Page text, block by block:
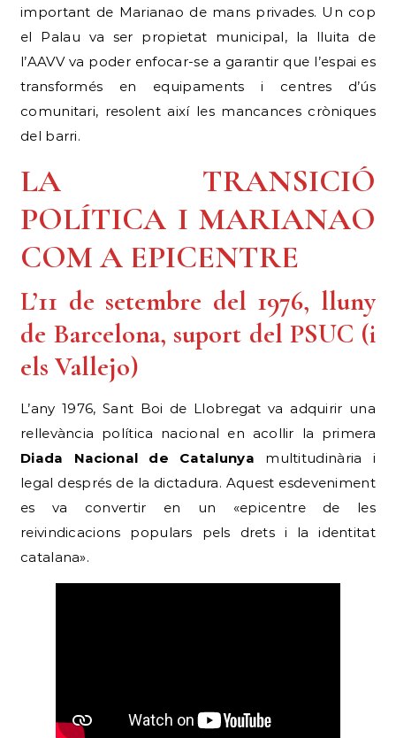
important de Marianao de mans privades. Un cop
el Palau va ser propietat municipal, la lluita de
l’AAVV va poder enfocar-se a garantir que l’espai es
transformés en equipaments i centres d’ús
comunitari, resolent així les mancances cròniques
del barri.
LA TRANSICIÓ
POLÍTICA I MARIANAO
COM A EPICENTRE
L’11 de setembre del 1976, lluny
de Barcelona, suport del PSUC (i
els Vallejo)
L’any 1976, Sant Boi de Llobregat va adquirir una
rellevància política nacional en acollir la primera
Diada Nacional de Catalunya multitudinària i
legal després de la dictadura. Aquest esdeveniment
es va convertir en un «epicentre de les
reivindicacions populars pels drets i la identitat
catalana».